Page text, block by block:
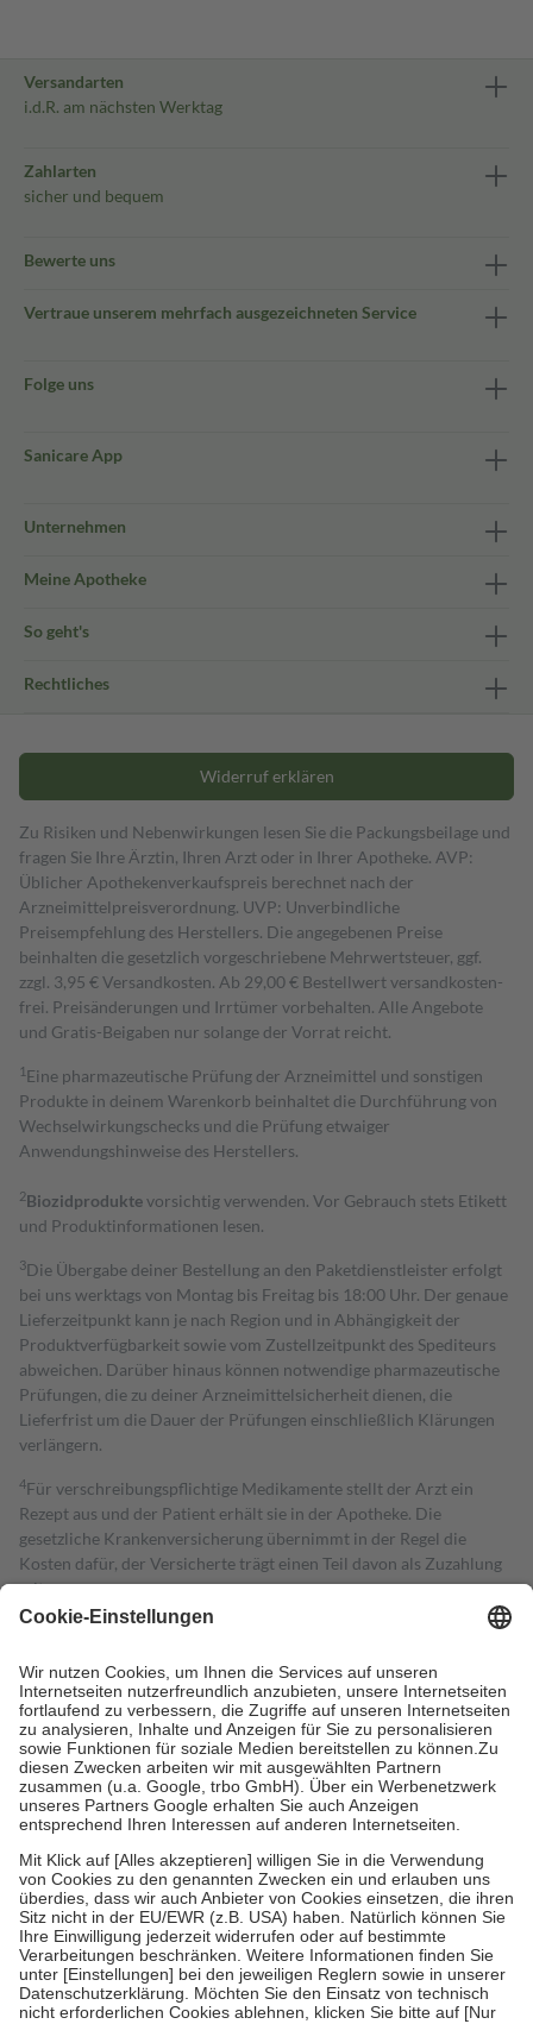
Versandarten
i.d.R. am nächsten Werktag
Zahlarten
sicher und bequem
Bewerte uns
Vertraue unserem mehrfach ausgezeichneten Service
Folge uns
Sanicare App
Unternehmen
Meine Apotheke
So geht's
Rechtliches
Widerruf erklären
Zu Risiken und Nebenwirkungen lesen Sie die Packungsbeilage und
fragen Sie Ihre Ärztin, Ihren Arzt oder in Ihrer Apotheke. AVP:
Üblicher Apothekenverkaufspreis berechnet nach der
Arzneimittelpreisverordnung. UVP: Unverbindliche
Preisempfehlung des Herstellers. Die angegebenen Preise
beinhalten die gesetzlich vorgeschriebene Mehrwertsteuer, ggf.
zzgl. 3,95 € Versandkosten. Ab 29,00 € Bestell­wert versand­kosten­
frei. Preisänderungen und Irrtümer vorbehalten. Alle Angebote
und Gratis-Beigaben nur solange der Vorrat reicht.
1 Eine pharmazeutische Prüfung der Arzneimittel und sonstigen
Produkte in deinem Warenkorb beinhaltet die Durchführung von
Wechselwirkungschecks und die Prüfung etwaiger
Anwendungshinweise des Herstellers.
2Biozidproduktevorsichtig verwenden. Vor Gebrauch stets Etikett
und Produktinformationen lesen.
3Die Übergabe deiner Bestellung an den Paketdienstleister erfolgt
bei uns werktags von Montag bis Freitag bis 18:00 Uhr. Der genaue
Lieferzeitpunkt kann je nach Region und in Abhängigkeit der
Produktverfügbarkeit sowie vom Zustellzeitpunkt des Spediteurs
abweichen. Darüber hinaus können notwendige pharmazeutische
Prüfungen, die zu deiner Arzneimittelsicherheit dienen, die
Lieferfrist um die Dauer der Prüfungen einschließlich Klärungen
verlängern.
4Für verschreibungspflichtige Medikamente stellt der Arzt ein
Rezept aus und der Patient erhält sie in der Apotheke. Die
gesetzliche Krankenversicherung übernimmt in der Regel die
Kosten dafür, der Versicherte trägt einen Teil davon als Zuzahlung
mit.
Grundsätzlich leisten Mitglieder Zuzahlungen in Höhe von zehn
höchstens zehn Euro.
Es sind jedoch nie mehr als die tatsächlichen
Kosten der Leistung zu entrichten.
Diese Regeln gelten grundsätzlich auch für Online-Apotheken.
Bei Heilmitteln und häuslicher Krankenpflege beträgt die
Zuzahlung zehn Prozent der Kosten sowie zehn Euro je
Verordnung.
Um das Engagement der Versicherten für ihre eigene Gesundheit zu
stärken und die besondere Stellung der Familie zu unterstützen,
fallenkeine Zuzahlungenan bei:
• Kindern und Jugendlichen bis zum vollendeten 18. Lebensjahr
mit Ausnahme der Fahrkosten
• Untersuchungen zur Vorsorge und Früherkennung, die von der
GKV getragen werden
• empfohlenen Schutzimpfungen
• Harn- und Blutteststreifen